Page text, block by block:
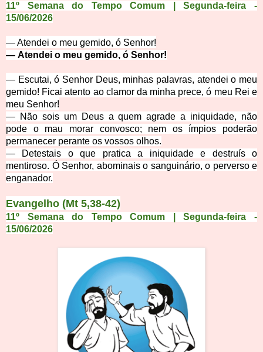
11º Semana do Tempo Comum | Segunda-feira -
15/06/2026
— Atendei o meu gemido, ó Senhor!
— Atendei o meu gemido, ó Senhor!
— Escutai, ó Senhor Deus, minhas palavras, atendei o meu
gemido! Ficai atento ao clamor da minha prece, ó meu Rei e
meu Senhor!
— Não sois um Deus a quem agrade a iniquidade, não
pode o mau morar convosco; nem os ímpios poderão
permanecer perante os vossos olhos.
— Detestais o que pratica a iniquidade e destruís o
mentiroso. Ó Senhor, abominais o sanguinário, o perverso e
enganador.
Evangelho (Mt 5,38-42)
11º Semana do Tempo Comum | Segunda-feira -
15/06/2026